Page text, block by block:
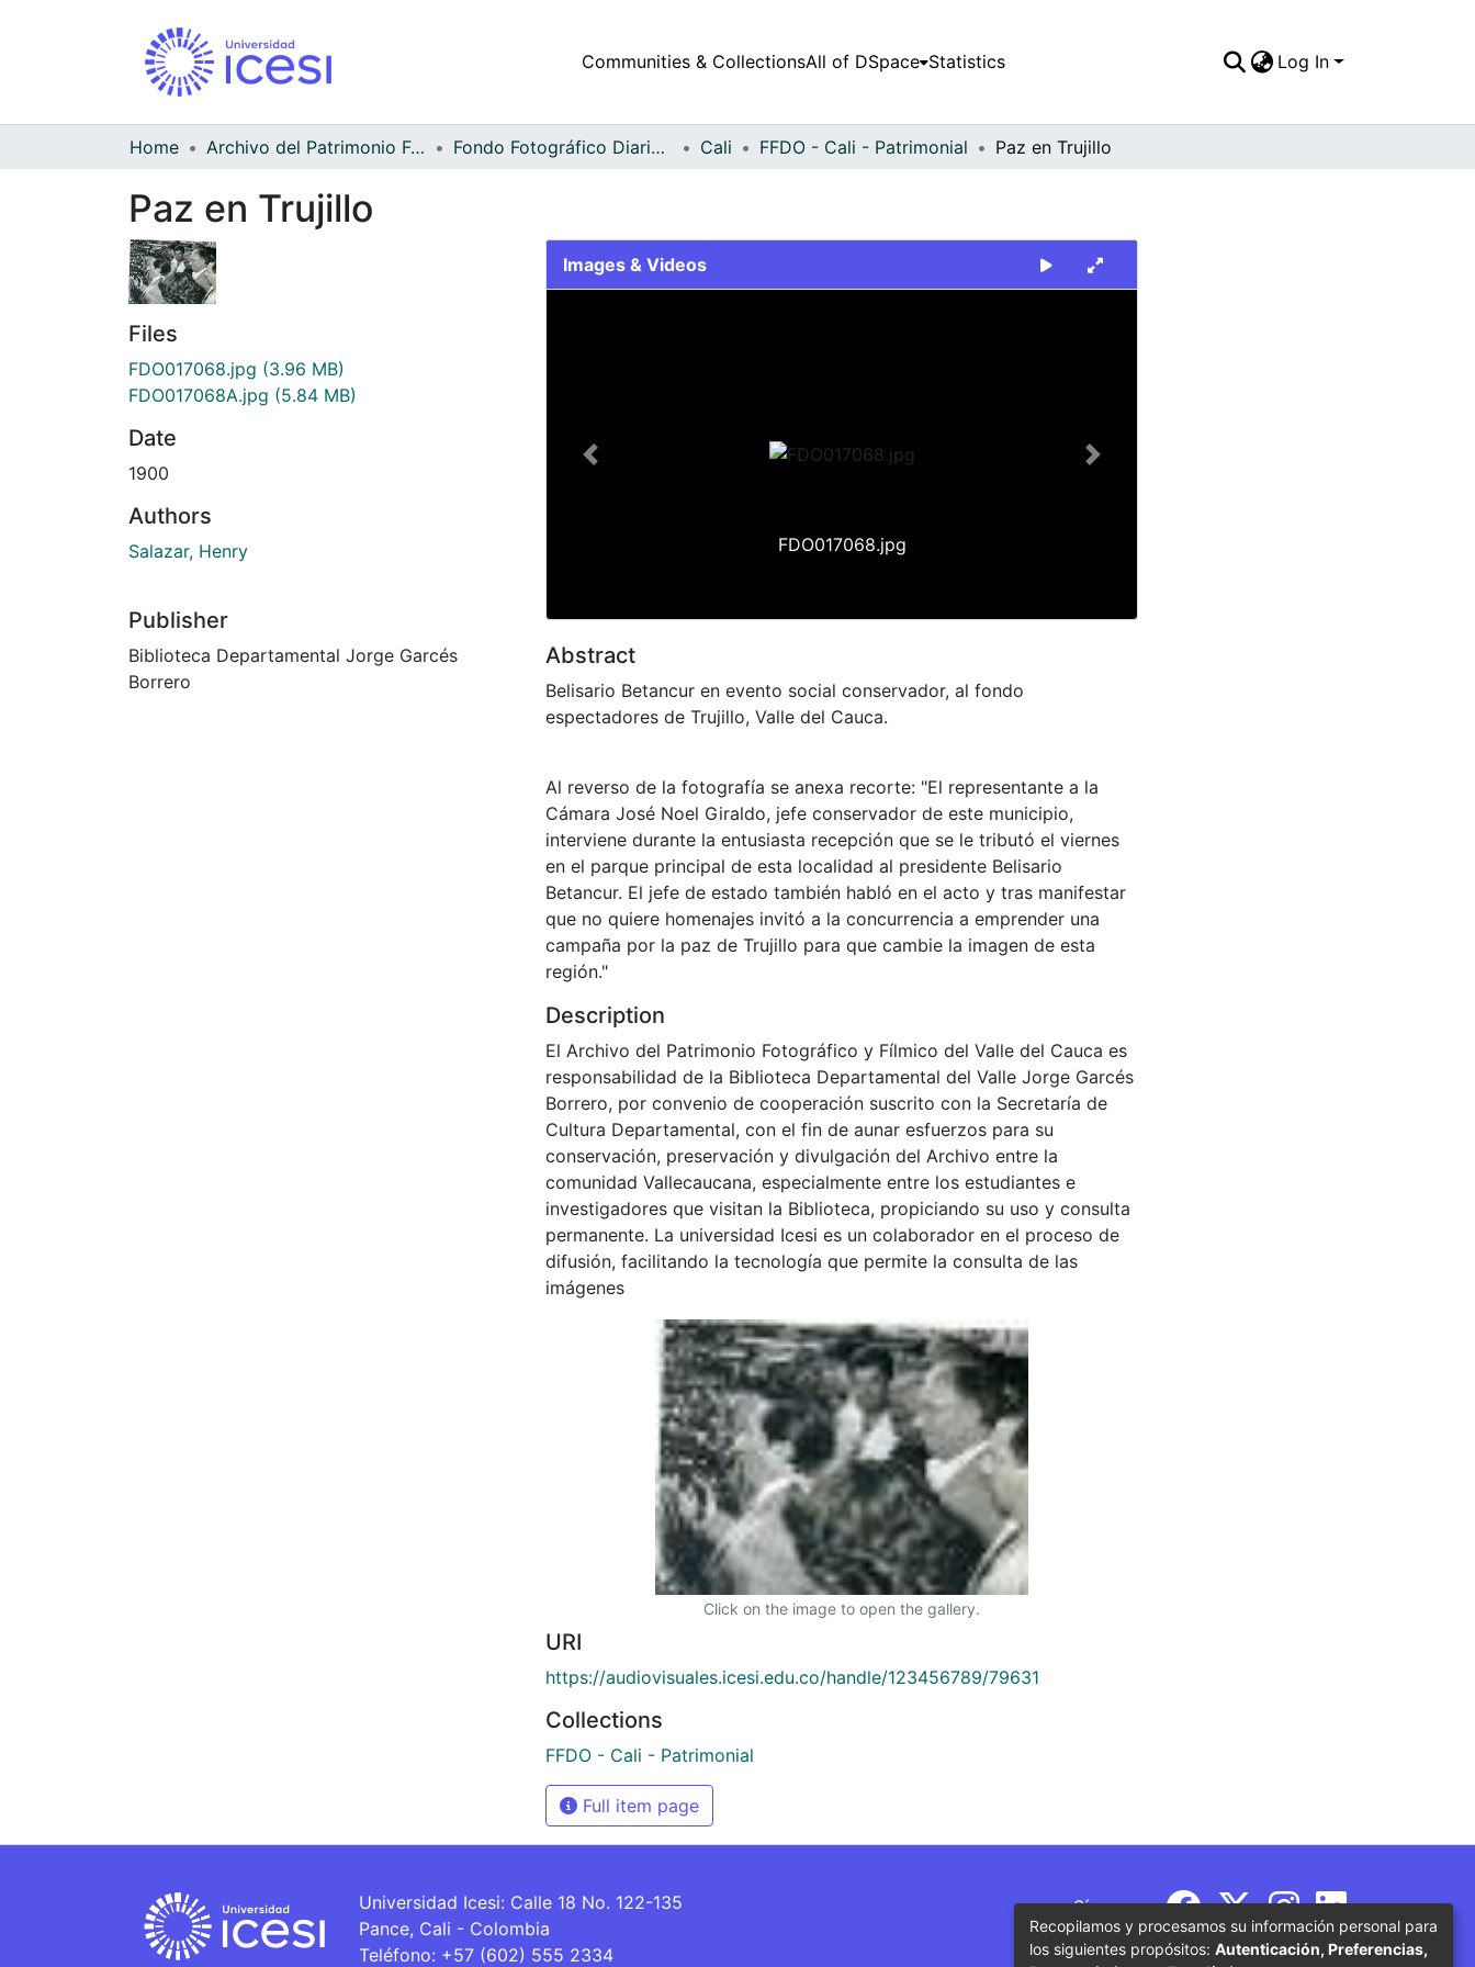
Communities & CollectionsAll of DSpace Statistics Log In
Home Archivo del Patrimonio Fotográfico y Fílmico del Valle del Cauca Fondo Fotográfico Diario Occidente Cali FFDO - Cali - Patrimonial Paz en Trujillo
Paz en Trujillo
Files
FDO017068.jpg (3.96 MB)
FDO017068A.jpg (5.84 MB)
Date
1900
Authors
Salazar, Henry
Publisher
Biblioteca Departamental Jorge Garcés
Borrero
Images & Videos
FDO017068.jpg
Previous Next
Abstract
Belisario Betancur en evento social conservador, al fondo
espectadores de Trujillo, Valle del Cauca.
Al reverso de la fotografía se anexa recorte: "El representante a la
Cámara José Noel Giraldo, jefe conservador de este municipio,
interviene durante la entusiasta recepción que se le tributó el viernes
en el parque principal de esta localidad al presidente Belisario
Betancur. El jefe de estado también habló en el acto y tras manifestar
que no quiere homenajes invitó a la concurrencia a emprender una
campaña por la paz de Trujillo para que cambie la imagen de esta
región."
Description
El Archivo del Patrimonio Fotográfico y Fílmico del Valle del Cauca es
responsabilidad de la Biblioteca Departamental del Valle Jorge Garcés
Borrero, por convenio de cooperación suscrito con la Secretaría de
Cultura Departamental, con el fin de aunar esfuerzos para su
conservación, preservación y divulgación del Archivo entre la
comunidad Vallecaucana, especialmente entre los estudiantes e
investigadores que visitan la Biblioteca, propiciando su uso y consulta
permanente. La universidad Icesi es un colaborador en el proceso de
difusión, facilitando la tecnología que permite la consulta de las
imágenes
Click on the image to open the gallery.
URI
https://audiovisuales.icesi.edu.co/handle/123456789/79631
Collections
FFDO - Cali - Patrimonial
Full item page
Universidad Icesi: Calle 18 No. 122-135
Pance, Cali - Colombia
Teléfono: +57 (602) 555 2334
Síguenos
Recopilamos y procesamos su información personal para
los siguientes propósitos: Autenticación, Preferencias,